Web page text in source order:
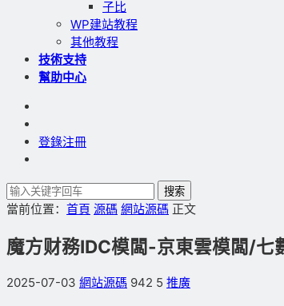
子比
WP建站教程
其他教程
技術支持
幫助中心
登錄注冊
搜索
當前位置： 首頁 源碼 網站源碼 正文
魔方财務IDC模闆-京東雲模闆/七
2025-07-03 網站源碼 942 5 推廣